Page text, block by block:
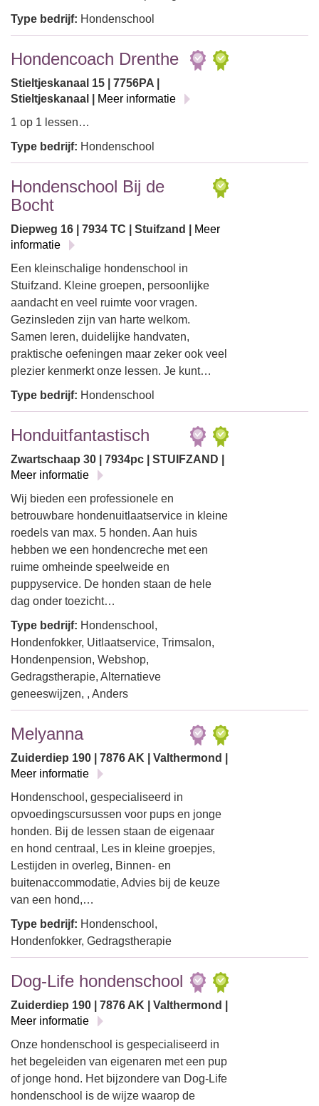
Type bedrijf: Hondenschool
Hondencoach Drenthe
Stieltjeskanaal 15 | 7756PA |
Stieltjeskanaal |
Meer informatie
1 op 1 lessen…
Type bedrijf: Hondenschool
Hondenschool Bij de
Bocht
Diepweg 16 | 7934 TC | Stuifzand |
Meer
informatie
Een kleinschalige hondenschool in
Stuifzand. Kleine groepen, persoonlijke
aandacht en veel ruimte voor vragen.
Gezinsleden zijn van harte welkom.
Samen leren, duidelijke handvaten,
praktische oefeningen maar zeker ook veel
plezier kenmerkt onze lessen. Je kunt…
Type bedrijf: Hondenschool
Honduitfantastisch
Zwartschaap 30 | 7934pc | STUIFZAND |
Meer informatie
Wij bieden een professionele en
betrouwbare hondenuitlaatservice in kleine
roedels van max. 5 honden. Aan huis
hebben we een hondencreche met een
ruime omheinde speelweide en
puppyservice. De honden staan de hele
dag onder toezicht…
Type bedrijf: Hondenschool,
Hondenfokker, Uitlaatservice, Trimsalon,
Hondenpension, Webshop,
Gedragstherapie, Alternatieve
geneeswijzen, , Anders
Melyanna
Zuiderdiep 190 | 7876 AK | Valthermond |
Meer informatie
Hondenschool, gespecialiseerd in
opvoedingscursussen voor pups en jonge
honden. Bij de lessen staan de eigenaar
en hond centraal, Les in kleine groepjes,
Lestijden in overleg, Binnen- en
buitenaccommodatie, Advies bij de keuze
van een hond,…
Type bedrijf: Hondenschool,
Hondenfokker, Gedragstherapie
Dog-Life hondenschool
Zuiderdiep 190 | 7876 AK | Valthermond |
Meer informatie
Onze hondenschool is gespecialiseerd in
het begeleiden van eigenaren met een pup
of jonge hond. Het bijzondere van Dog-Life
hondenschool is de wijze waarop de